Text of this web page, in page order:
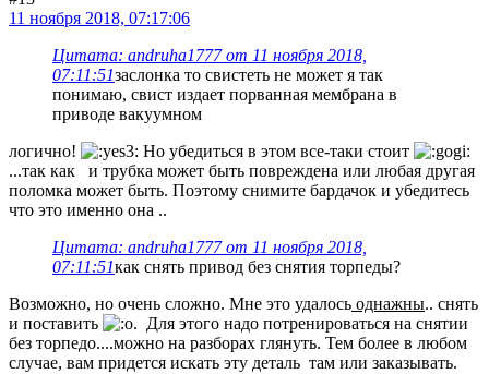
11 ноября 2018, 07:17:06
Цитата: andruha1777 от 11 ноября 2018,
07:11:51заслонка то свистеть не может я так
понимаю, свист издает порванная мембрана в
приводе вакуумном
логично!
Но убедиться в этом все-таки стоит
...так как и трубка может быть повреждена или любая другая
поломка может быть. Поэтому снимите бардачок и убедитесь
что это именно она ..
Цитата: andruha1777 от 11 ноября 2018,
07:11:51как снять привод без снятия торпеды?
Возможно, но очень сложно. Мне это удалось однажны.. снять
и поставить
. Для этого надо потренироваться на снятии
без торпедо....можно на разборах глянуть. Тем более в любом
случае, вам придется искать эту деталь там или заказывать.